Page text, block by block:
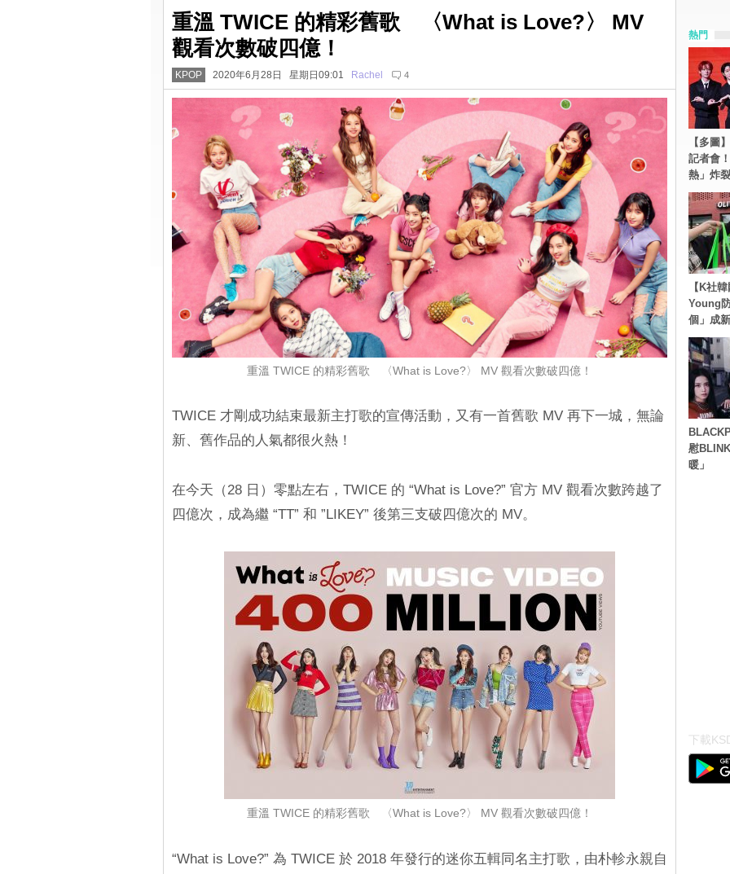
重溫 TWICE 的精彩舊歌 〈What is Love?〉 MV
觀看次數破四億！
KPOP 2020年6月28日 星期日09:01 Rachel 4
重溫 TWICE 的精彩舊歌 〈What is Love?〉 MV 觀看次數破四億！
TWICE 才剛成功結束最新主打歌的宣傳活動，又有一首舊歌 MV 再下一城，無論
新、舊作品的人氣都很火熱！
在今天（28 日）零點左右，TWICE 的 “What is Love?” 官方 MV 觀看次數跨越了
四億次，成為繼 “TT” 和 ”LIKEY” 後第三支破四億次的 MV。
重溫 TWICE 的精彩舊歌 〈What is Love?〉 MV 觀看次數破四億！
“What is Love?” 為 TWICE 於 2018 年發行的迷你五輯同名主打歌，由朴軫永親自
熱門
【多圖
記者會
熱」炸
【K社
Young
個」成
慰
暖」
下載